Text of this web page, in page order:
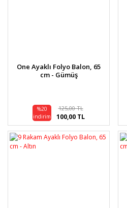
One Ayaklı Folyo Balon, 65
cm - Gümüş
%20
indirim
125,00 TL
100,00 TL